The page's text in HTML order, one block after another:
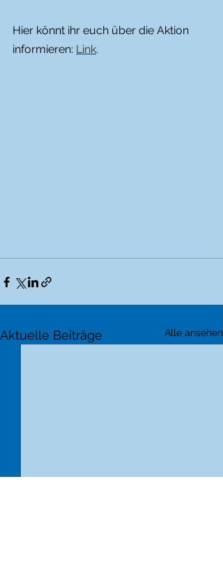
Hier könnt ihr euch über die Aktion
informieren: Link.
Aktuelle Beiträge Alle ansehen